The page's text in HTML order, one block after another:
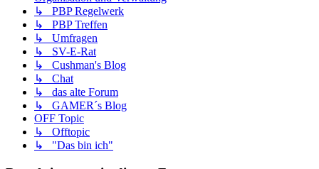
↳ PBP Regelwerk
↳ PBP Treffen
↳ Umfragen
↳ SV-E-Rat
↳ Cushman's Blog
↳ Chat
↳ das alte Forum
↳ GAMER´s Blog
OFF Topic
↳ Offtopic
↳ "Das bin ich"